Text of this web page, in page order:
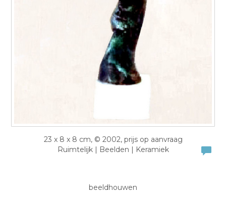
23 x 8 x 8 cm, © 2002, prijs op aanvraag
Ruimtelijk | Beelden | Keramiek
beeldhouwen